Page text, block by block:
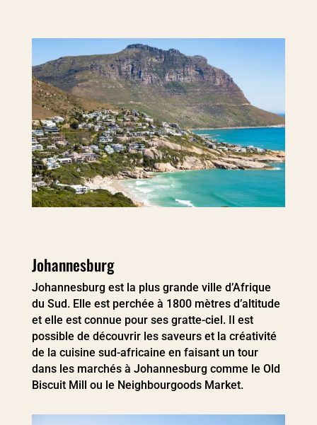
Johannesburg
Johannesburg est la plus grande ville d’Afrique
du Sud. Elle est perchée à 1800 mètres d’altitude
et elle est connue pour ses gratte-ciel. Il est
possible de découvrir les saveurs et la créativité
de la cuisine sud-africaine en faisant un tour
dans les marchés à Johannesburg comme le Old
Biscuit Mill ou le Neighbourgoods Market.